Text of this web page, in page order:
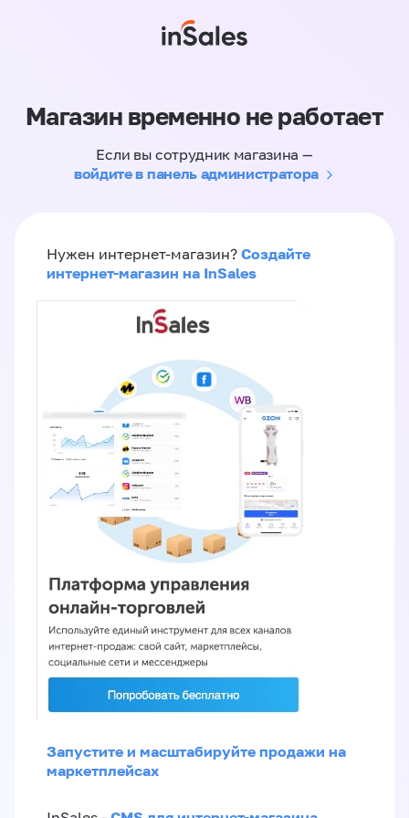
Магазин временно не работает
Если вы сотрудник магазина —
войдите в панель администратора
Нужен интернет-магазин? Создайте
интернет-магазин на InSales
Запустите и масштабируйте продажи на
маркетплейсах